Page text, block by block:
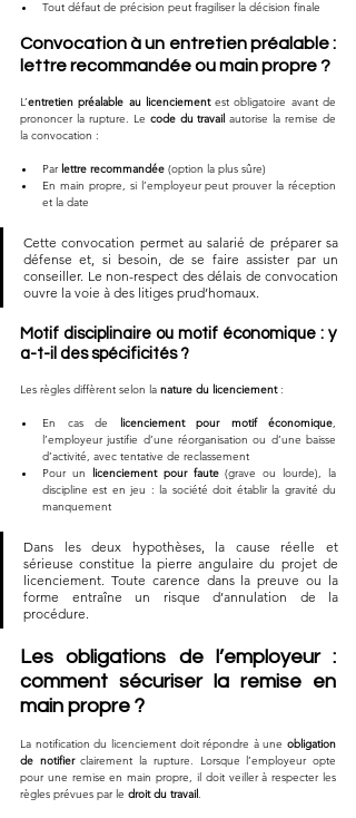
Tout défaut de précision peut fragiliser la décision finale
Convocation à un entretien préalable :
lettre recommandée ou main propre ?
L’entretien préalable au licenciement est obligatoire avant de
prononcer la rupture. Le code du travail autorise la remise de
la convocation :
Par lettre recommandée (option la plus sûre)
En main propre, si l’employeur peut prouver la réception
et la date
Cette convocation permet au salarié de préparer sa
défense et, si besoin, de se faire assister par un
conseiller. Le non-respect des délais de convocation
ouvre la voie à des litiges prud’homaux.
Motif disciplinaire ou motif économique : y
a-t-il des spécificités ?
Les règles diffèrent selon la nature du licenciement :
En cas de licenciement pour motif économique,
l’employeur justifie d’une réorganisation ou d’une baisse
d’activité, avec tentative de reclassement
Pour un licenciement pour faute (grave ou lourde), la
discipline est en jeu : la société doit établir la gravité du
manquement
Dans les deux hypothèses, la cause réelle et
sérieuse constitue la pierre angulaire du projet de
licenciement. Toute carence dans la preuve ou la
forme entraîne un risque d’annulation de la
procédure.
Les obligations de l’employeur :
comment sécuriser la remise en
main propre ?
La notification du licenciement doit répondre à une obligation
de notifier clairement la rupture. Lorsque l’employeur opte
pour une remise en main propre, il doit veiller à respecter les
règles prévues par le droit du travail.